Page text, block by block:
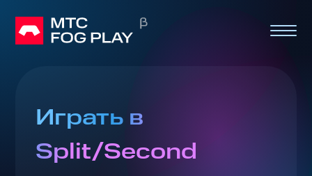
Играть в
Split/Second